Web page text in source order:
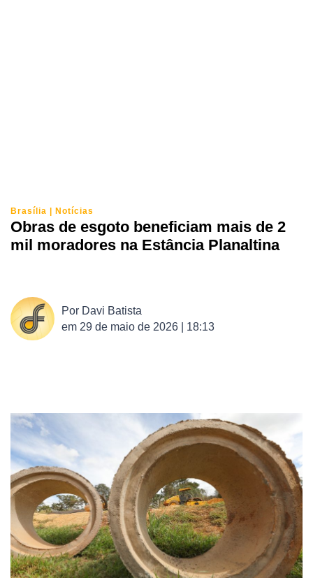
Brasília | Notícias
Obras de esgoto beneficiam mais de 2
mil moradores na Estância Planaltina
Por Davi Batista
em 29 de maio de 2026 | 18:13